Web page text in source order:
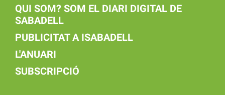
QUI SOM? SOM EL DIARI DIGITAL DE
SABADELL
PUBLICITAT A ISABADELL
L'ANUARI
SUBSCRIPCIÓ